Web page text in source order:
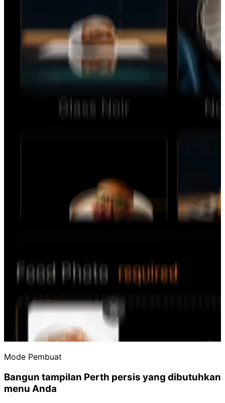
Mode Pembuat
Bangun tampilan Perth persis yang dibutuhkan
menu Anda